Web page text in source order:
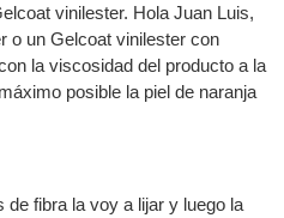
vinilester. Hola Juan Luis,
o un Gelcoat vinilester con
la viscosidad del producto a la
posible la piel de naranja
fibra la voy a lijar y luego la